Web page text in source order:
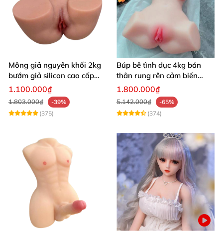
Mông giả nguyên khối 2kg
bướm giả silicon cao cấp
giá rẻ hotgirl Nhật Bản 18+
1.100.000₫
1.803.000₫
-39%
(375)
Búp bê tình dục 4kg bán
thân rung rên cảm biến
chân xoè hồng hào như
1.800.000₫
5.142.000₫
-65%
(374)